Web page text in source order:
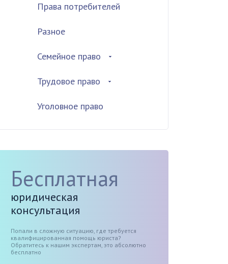
Права потребителей
Разное
Семейное право
Трудовое право
Уголовное право
Бесплатная
юридическая
консультация
Попали в сложную ситуацию, где требуется
квалифицированная помощь юриста?
Обратитесь к нашим экспертам, это абсолютно
бесплатно